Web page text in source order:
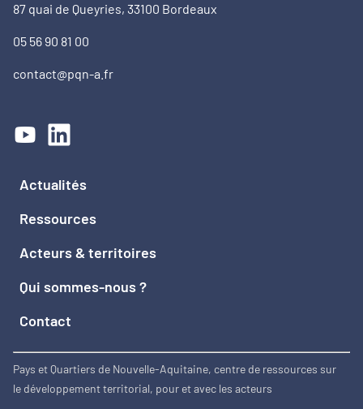
87 quai de Queyries, 33100 Bordeaux
05 56 90 81 00
contact@pqn-a.fr
Actualités
Ressources
Acteurs & territoires
Qui sommes-nous ?
Contact
Pays et Quartiers de Nouvelle-Aquitaine, centre de ressources sur
le développement territorial, pour et avec les acteurs